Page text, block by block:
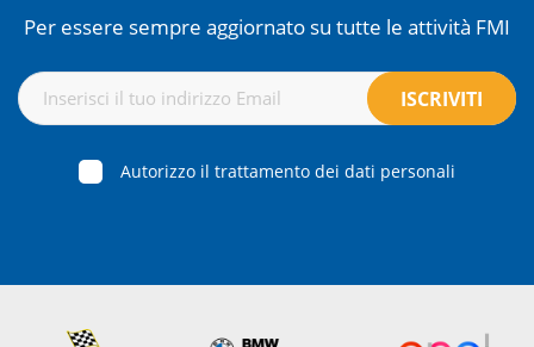
Per essere sempre aggiornato su tutte le attività FMI
Autorizzo il trattamento dei dati personali